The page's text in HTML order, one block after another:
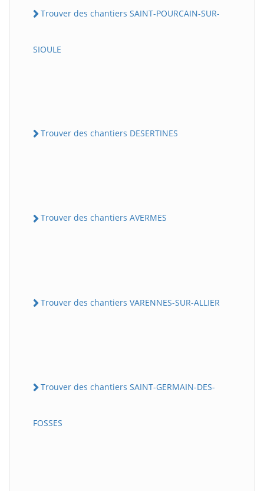
Trouver des chantiers SAINT-POURCAIN-SUR-
SIOULE
Trouver des chantiers DESERTINES
Trouver des chantiers AVERMES
Trouver des chantiers VARENNES-SUR-ALLIER
Trouver des chantiers SAINT-GERMAIN-DES-
FOSSES